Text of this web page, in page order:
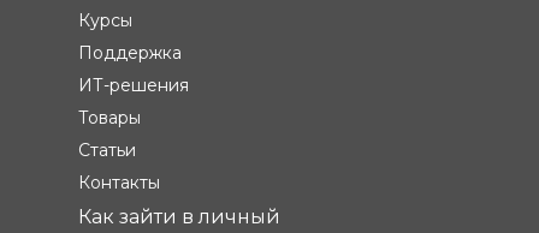
Как зайти в личный
Курсы
Статьи
Контакты
Поддержка
ИТ-решения
Товары